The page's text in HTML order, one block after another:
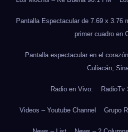
Pantalla Espectacular de 7.69 x 3.76
primer cuadro en
Pantalla espectacular en el
Culiacán,
Radio en Vivo: RadioTv
Videos – Youtube Channel Grupo